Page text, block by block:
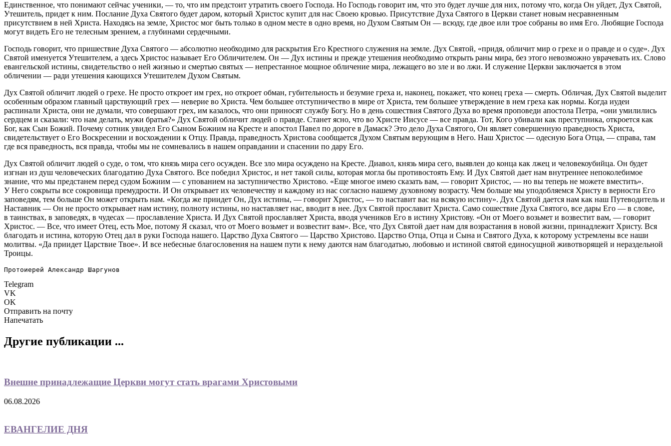
Единственное, что понимают сейчас ученики, — то, что им предстоит утратить своего Господа. Но Господь говорит им, что это будет лучше для них, потому что, когда Он уйдет, Дух Святой,
Утешитель, придет к ним. Послание Духа Святого будет даром, который Христос купит для нас Своею кровью. Присутствие Духа Святого в Церкви станет новым несравненным
присутствием в ней Христа. Находясь на земле, Христос мог быть только в одном месте в одно время, но Духом Святым Он — всюду, где двое или трое собраны во имя Его. Любящие Господа
могут видеть Его не телесным зрением, а глубинами сердечными.
Господь говорит, что пришествие Духа Святого — абсолютно необходимо для раскрытия Его Крестного служения на земле. Дух Святой, «придя, обличит мир о грехе и о правде и о суде». Дух
Святой именуется Утешителем, а здесь Христос называет Его Обличителем. Он — Дух истины и прежде утешения необходимо открыть раны мира, без этого невозможно уврачевать их. Слово
евангельской истины, свидетельство о ней жизнью и смертью святых — непрестанное мощное обличение мира, лежащего во зле и во лжи. И служение Церкви заключается в этом
обличении — ради утешения кающихся Утешителем Духом Святым.
Дух Святой обличит людей о грехе. Не просто откроет им грех, но откроет обман, губительность и безумие греха и, наконец, покажет, что конец греха — смерть. Обличая, Дух Святой выделит
особенным образом главный царствующий грех — неверие во Христа. Чем большее отступничество в мире от Христа, тем большее утверждение в нем греха как нормы. Когда иудеи
распинали Христа, они не думали, что совершают грех, им казалось, что они приносят службу Богу. Но в день сошествия Святого Духа во время проповеди апостола Петра, «они умилились
сердцем и сказали: что нам делать, мужи братья?» Дух Святой обличит людей о правде. Станет ясно, что во Христе Иисусе — все правда. Тот, Кого убивали как преступника, откроется как
Бог, как Сын Божий. Почему сотник увидел Его Сыном Божиим на Кресте и апостол Павел по дороге в Дамаск? Это дело Духа Святого, Он являет совершенную праведность Христа,
свидетельствует о Его Воскресении и восхождении к Отцу. Правда, праведность Христова сообщается Духом Святым верующим в Него. Наш Христос — одесную Бога Отца, — справа, там
где вся праведность, вся правда, чтобы мы не сомневались в нашем оправдании и спасении по дару Его.
Дух Святой обличит людей о суде, о том, что князь мира сего осужден. Все зло мира осуждено на Кресте. Диавол, князь мира сего, выявлен до конца как лжец и человекоубийца. Он будет
изгнан из душ человеческих благодатию Духа Святого. Все победил Христос, и нет такой силы, которая могла бы противостоять Ему. И Дух Святой дает нам внутреннее непоколебимое
знание, что мы предстанем перед судом Божиим — с упованием на заступничество Христово. «Еще многое имею сказать вам, — говорит Христос, — но вы теперь не можете вместить».
У Него сокрыты все сокровища премудрости. И Он открывает их человечеству и каждому из нас согласно нашему духовному возрасту. Чем больше мы уподобляемся Христу в верности Его
заповедям, тем больше Он может открыть нам. «Когда же приидет Он, Дух истины, — говорит Христос, — то наставит вас на всякую истину». Дух Святой дается нам как наш Путеводитель и
Наставник — Он не просто открывает нам истину, полноту истины, но наставляет нас, вводит в нее. Дух Святой прославит Христа. Само сошествие Духа Святого, все дары Его — в слове,
в таинствах, в заповедях, в чудесах — прославление Христа. И Дух Святой прославляет Христа, вводя учеников Его в истину Христову. «Он от Моего возьмет и возвестит вам, — говорит
Христос. — Все, что имеет Отец, есть Мое, потому Я сказал, что от Моего возьмет и возвестит вам». Все, что Дух Святой дает нам для возрастания в новой жизни, принадлежит Христу. Вся
благодать и истина, которую Отец дал в руки Господа нашего. Царство Духа Святого — Царство Христово. Царство Отца, Отца и Сына и Святого Духа, к которому устремлены все наши
молитвы. «Да приидет Царствие Твое». И все небесные благословения на нашем пути к нему даются нам благодатью, любовью и истиной святой единосущной животворящей и нераздельной
Троицы.
Протоиерей Александр Шаргунов
Telegram
VK
OK
Отправить на почту
Напечатать
Другие публикации ...
Внешне принадлежащие Церкви могут стать врагами Христовыми
06.08.2026
ЕВАНГЕЛИЕ ДНЯ